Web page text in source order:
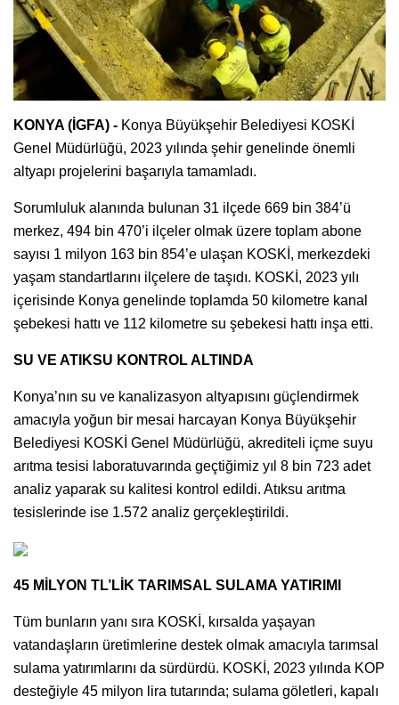
KONYA (İGFA) - Konya Büyükşehir Belediyesi KOSKİ
Genel Müdürlüğü, 2023 yılında şehir genelinde önemli
altyapı projelerini başarıyla tamamladı.
Sorumluluk alanında bulunan 31 ilçede 669 bin 384’ü
merkez, 494 bin 470’i ilçeler olmak üzere toplam abone
sayısı 1 milyon 163 bin 854’e ulaşan KOSKİ, merkezdeki
yaşam standartlarını ilçelere de taşıdı. KOSKİ, 2023 yılı
içerisinde Konya genelinde toplamda 50 kilometre kanal
şebekesi hattı ve 112 kilometre su şebekesi hattı inşa etti.
SU VE ATIKSU KONTROL ALTINDA
Konya’nın su ve kanalizasyon altyapısını güçlendirmek
amacıyla yoğun bir mesai harcayan Konya Büyükşehir
Belediyesi KOSKİ Genel Müdürlüğü, akrediteli içme suyu
arıtma tesisi laboratuvarında geçtiğimiz yıl 8 bin 723 adet
analiz yaparak su kalitesi kontrol edildi. Atıksu arıtma
tesislerinde ise 1.572 analiz gerçekleştirildi.
45 MİLYON TL’LİK TARIMSAL SULAMA YATIRIMI
Tüm bunların yanı sıra KOSKİ, kırsalda yaşayan
vatandaşların üretimlerine destek olmak amacıyla tarımsal
sulama yatırımlarını da sürdürdü. KOSKİ, 2023 yılında KOP
desteğiyle 45 milyon lira tutarında; sulama göletleri, kapalı